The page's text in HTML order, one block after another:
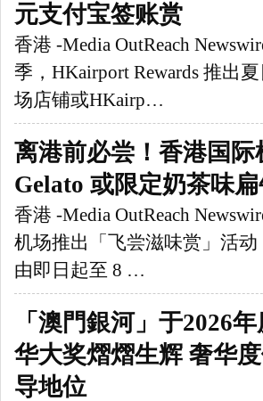
元支付宝签账赏
香港 -Media OutReach
季，HKairport Rewards 推出
场店铺或HKairp…
离港前必尝！香港国
Gelato 或限定奶茶味
香港 -Media OutReach
机场推出「飞尝滋味赏」活
由即日起至 8 …
「澳門銀河」于2026
华大奖熠熠生辉 奢华
导地位